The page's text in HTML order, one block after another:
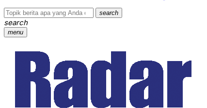
search
search
menu